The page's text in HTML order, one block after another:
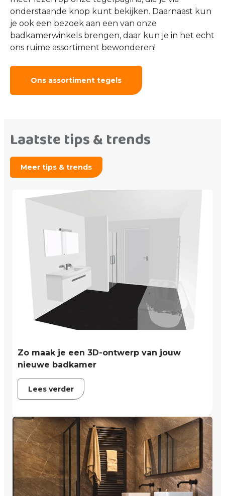
onderstaande knop kunt bekijken. Daarnaast kun
je ook een bezoek aan een van onze
badkamerwinkels brengen, daar kun je in het echt
ons ruime assortiment bewonderen!
Ons assortiment tegels
Laatste tips & trends
Meer tips & trends
Zo maak je een 3D-ontwerp van jouw
nieuwe badkamer
Lees verder